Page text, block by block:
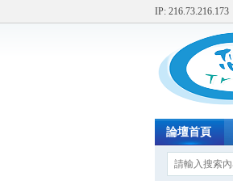
IP: 216.73.216.173
論壇首頁